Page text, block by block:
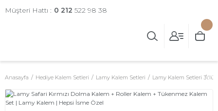
Müşteri Hattı : 0 212 522 98 38
Anasayfa Hediye Kalem Setleri Lamy Kalem Setleri Lamy Kalem Setleri 3\'lü